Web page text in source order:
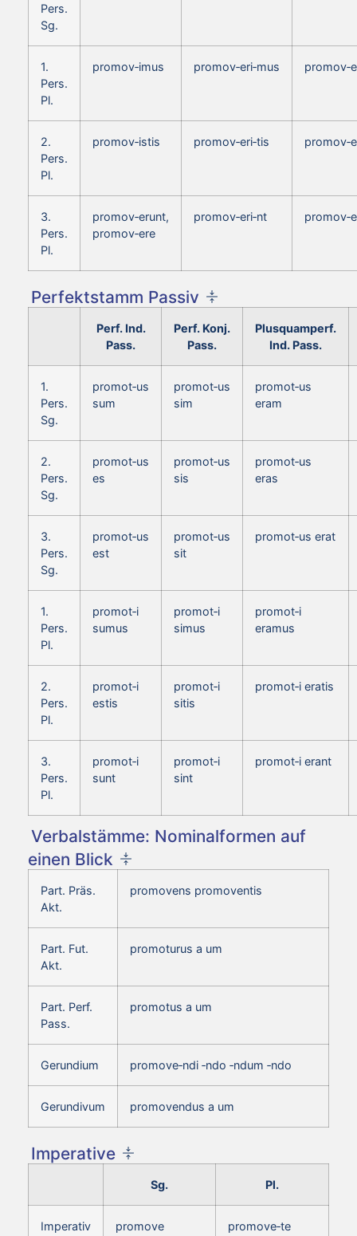
Pers.
Sg.
1.
Pers.
Pl.
promov‑imus promov‑eri‑mus
2.
Pers.
Pl.
promov‑istis promov‑eri‑tis
3.
Pers.
Pl.
promov‑erunt,
promov‑ere
promov‑eri‑nt
Perfektstamm Passiv
Perf. Ind.
Pass.
Perf. Konj.
Pass.
Plusquamperf.
Ind. Pass.
1.
Pers.
Sg.
promot‑us
sum
promot‑us
sim
promot‑us
eram
2.
Pers.
Sg.
promot‑us
es
promot‑us
sis
promot‑us
eras
3.
Pers.
Sg.
promot‑us
est
promot‑us
sit
promot‑us erat
1.
Pers.
Pl.
promot‑i
sumus
promot‑i
simus
promot‑i
eramus
2.
Pers.
Pl.
promot‑i
estis
promot‑i
sitis
promot‑i eratis
3.
Pers.
Pl.
promot‑i
sunt
promot‑i
sint
promot‑i erant
Verbalstämme: Nominalformen auf
einen Blick
Part. Präs.
Akt.
promovens promoventis
Part. Fut.
Akt.
promoturus a um
Part. Perf.
Pass.
promotus a um
Gerundium promove‑ndi ‑ndo ‑ndum ‑ndo
Gerundivum promovendus a um
Imperative
Sg. Pl.
Imperativ
promove promove‑te